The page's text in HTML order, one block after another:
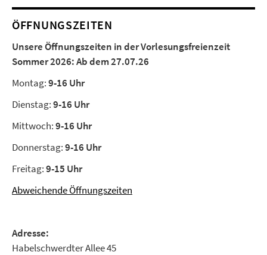
ÖFFNUNGSZEITEN
Unsere Öffnungszeiten in der Vorlesungsfreienzeit
Sommer 2026:Ab dem 27.07.26
Montag:9-16 Uhr
Dienstag:9-16 Uhr
Mittwoch:9-16 Uhr
Donnerstag:9-16 Uhr
Freitag:9-15 Uhr
Abweichende Öffnungszeiten
Adresse:
Habelschwerdter Allee 45